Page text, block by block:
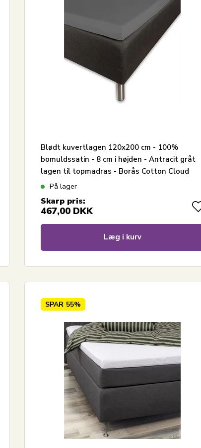
Blødt kuvertlagen 120x200 cm - 100%
bomuldssatin - 8 cm i højden - Antracit gråt
lagen til topmadras - Borås Cotton Cloud
satin lagen
På lager
Skarp pris:
467,00 DKK
Læg i kurv
SPAR 55%